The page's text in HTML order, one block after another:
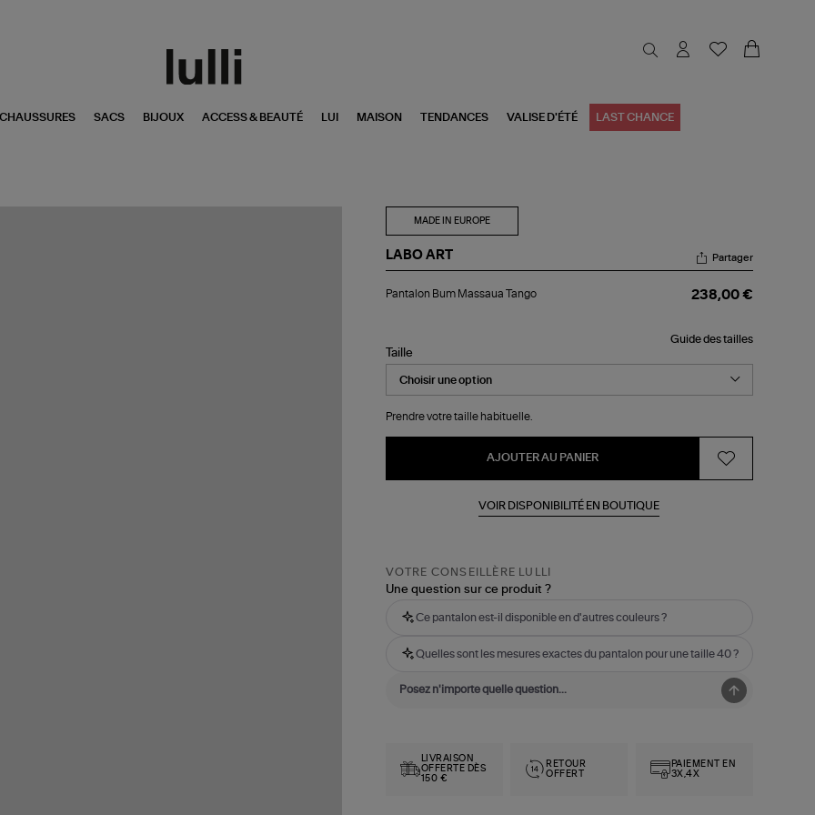
CHAUSSURES SACS BIJOUX ACCESS & BEAUTÉ LUI MAISON TENDANCES VALISE D'ÉTÉ LAST CHANCE
MADE IN EUROPE
LABO ART
Bum
Partager
Pantalon Bum Massaua Tango 238,00 €
Guide des tailles
Taille
Prendre votre taille habituelle.
AJOUTER AU PANIER
VOIR DISPONIBILITÉ EN BOUTIQUE
VOTRE CONSEILLÈRE LULLI
Une question sur ce produit ?
Ce pantalon est-il disponible en d'autres couleurs ?
Quelles sont les mesures exactes du pantalon pour une taille 40 ?
LIVRAISON
OFFERTE DÈS
150 €
RETOUR
OFFERT
PAIEMENT EN
3X,4X